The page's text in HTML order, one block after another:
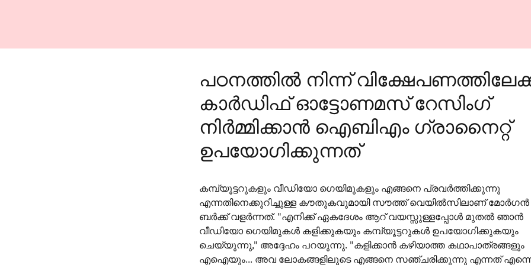
പഠനത്തിൽ നിന്ന്
കാർഡിഫ് ഓട്ടോണമസ് റേസിംഗ്
നിർമ്മിക്കാൻ ഐബിഎം ഗ്രാനൈറ്റ്
ഉപയോഗിക്കുന്നത്
കമ്പ്യൂട്ടറുകളും വീഡിയോ ഗെയിമുകളും എങ്ങനെ പ്രവർത്തിക്കുന്നു
എന്നതിനെക്കുറിച്ചുള്ള കൗതുകവുമായി സൗത്ത് വെയിൽസിലാണ് മോർഗൻ
ബർക്ക് വളർന്നത്. "എനിക്ക് ഏകദേശം ആറ് വയസ്സുള്ളപ്പോൾ മുതൽ ഞാൻ
വീഡിയോ ഗെയിമുകൾ കളിക്കുകയും കമ്പ്യൂട്ടറുകൾ ഉപയോഗിക്കുകയും
ചെയ്യുന്നു," അദ്ദേഹം പറയുന്നു. "കളിക്കാൻ കഴിയാത്ത കഥാപാത്രങ്ങളും
എഐയും... അവ ലോകങ്ങളിലൂടെ എങ്ങനെ സഞ്ചരിക്കുന്നു എന്നത്